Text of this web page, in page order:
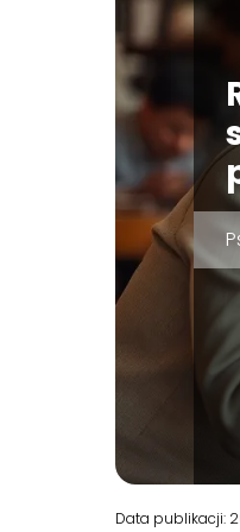
Data publikacji: